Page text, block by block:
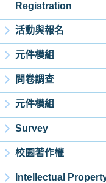
Registration
活動與報名
元件模組
問卷調查
元件模組
Survey
校園著作權
Intellectual